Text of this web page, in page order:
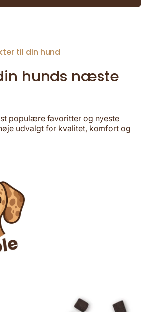
til din hund
hunds næste
populære favoritter og nyeste
udvalgt for kvalitet, komfort og